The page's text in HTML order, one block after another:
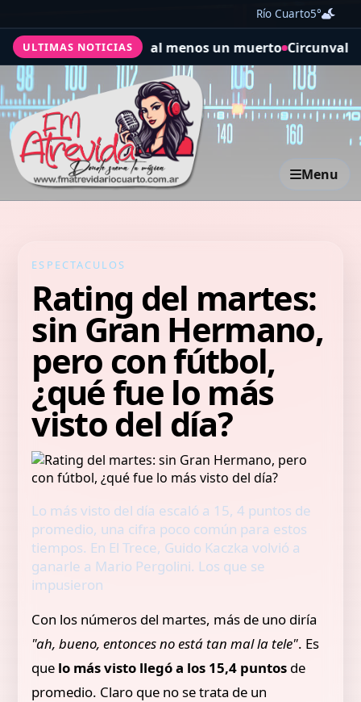
Río Cuarto5°
ULTIMAS NOTICIAS
extratropical: al menos un muerto Circunvalación de
Menu
ESPECTACULOS
Rating del martes:
sin Gran Hermano,
pero con fútbol,
¿qué fue lo más
visto del día?
Lo más visto del día escaló a 15, 4 puntos de
promedio, una cifra poco común para estos
tiempos. En El Trece, Guido Kaczka volvió a
ganarle a Mario Pergolini. Los que se
impusieron
Con los números del martes, más de uno diría
"ah, bueno, entonces no está tan mal la tele". Es
que lo más visto llegó a los 15,4 puntos de
promedio. Claro que no se trata de un